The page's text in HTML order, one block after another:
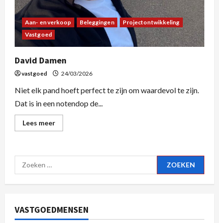
Aan- en verkoop Beleggingen
Projectontwikkeling
Vastgoed
David Damen
vastgoed 24/03/2026
Niet elk pand hoeft perfect te zijn om waardevol te zijn.
Dat is in een notendop de...
Lees meer
VASTGOEDMENSEN